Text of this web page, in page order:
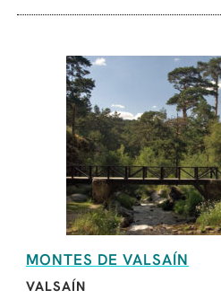
MONTES DE VALSAÍN
VALSAÍN